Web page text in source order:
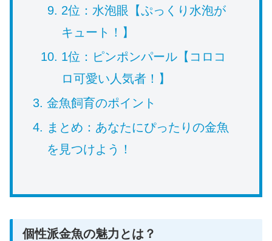
2位：水泡眼【ぷっくり水泡が
キュート！】
1位：ピンポンパール【コロコ
ロ可愛い人気者！】
金魚飼育のポイント
まとめ：あなたにぴったりの金魚
を見つけよう！
個性派金魚の魅力とは？